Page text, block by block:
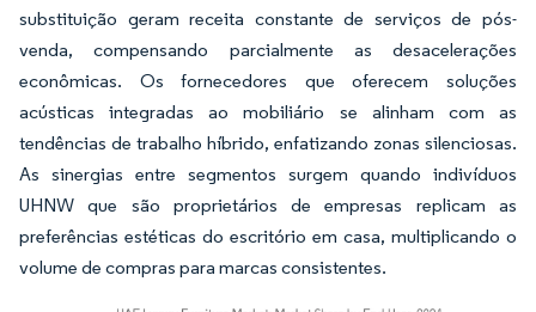
substituição geram receita constante de serviços de pós-
venda, compensando parcialmente as desacelerações
econômicas. Os fornecedores que oferecem soluções
acústicas integradas ao mobiliário se alinham com as
tendências de trabalho híbrido, enfatizando zonas silenciosas.
As sinergias entre segmentos surgem quando indivíduos
UHNW que são proprietários de empresas replicam as
preferências estéticas do escritório em casa, multiplicando o
volume de compras para marcas consistentes.